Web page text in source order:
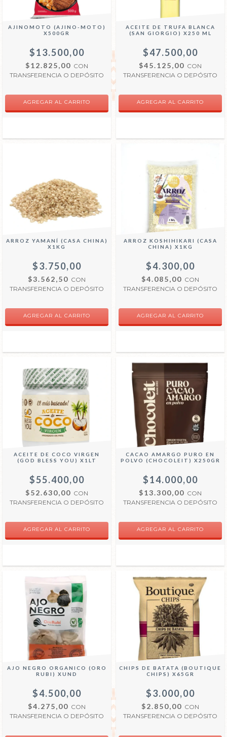
AJINOMOTO (AJINO-MOTO)
X500GR
$13.500,00
$12.825,00 CON
TRANSFERENCIA O DEPÓSITO
ACEITE DE TRUFA BLANCA
(SAN GIORGIO) X250 ML
$47.500,00
$45.125,00 CON
TRANSFERENCIA O DEPÓSITO
ARROZ YAMANÍ (CASA CHINA)
X1KG
$3.750,00
$3.562,50 CON
TRANSFERENCIA O DEPÓSITO
ARROZ KOSHIHIKARI (CASA
CHINA) X1KG
$4.300,00
$4.085,00 CON
TRANSFERENCIA O DEPÓSITO
ACEITE DE COCO VIRGEN
(GOD BLESS YOU) X1LT
$55.400,00
$52.630,00 CON
TRANSFERENCIA O DEPÓSITO
CACAO AMARGO PURO EN
POLVO (CHOCOLEIT) X250GR
$14.000,00
$13.300,00 CON
TRANSFERENCIA O DEPÓSITO
AJO NEGRO ORGANICO (ORO
RUBI) XUND
$4.500,00
$4.275,00 CON
TRANSFERENCIA O DEPÓSITO
CHIPS DE BATATA (BOUTIQUE
CHIPS) X65GR
$3.000,00
$2.850,00 CON
TRANSFERENCIA O DEPÓSITO